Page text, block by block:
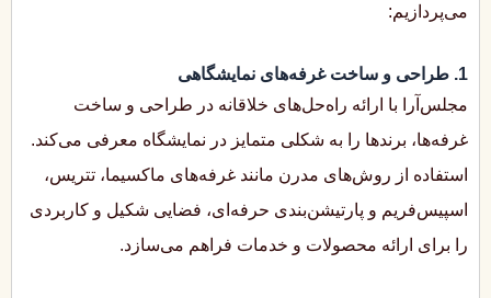
می‌پردازیم:
1. طراحی و ساخت غرفه‌های نمایشگاهی
مجلس‌آرا با ارائه راه‌حل‌های خلاقانه در طراحی و ساخت
غرفه‌ها، برندها را به شکلی متمایز در نمایشگاه معرفی می‌کند.
استفاده از روش‌های مدرن مانند غرفه‌های ماکسیما، تتریس،
اسپیس‌فریم و پارتیشن‌بندی حرفه‌ای، فضایی شکیل و کاربردی
را برای ارائه محصولات و خدمات فراهم می‌سازد.